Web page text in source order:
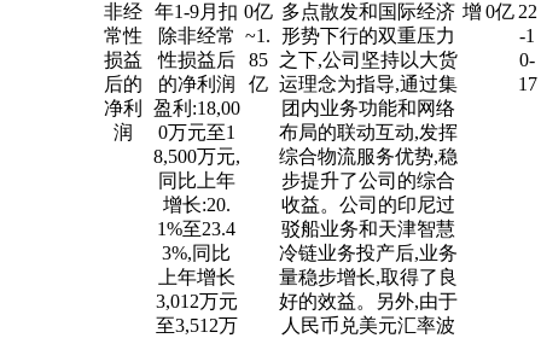
非经
常性
损益
后的
净利
润
年1-9月扣
除非经常
性损益后
的净利润
盈利:18,00
0万元至1
8,500万元,
同比上年
增长:20.
1%至23.4
3%,同比
上年增长
3,012万元
至3,512万
0亿
~1.
85
亿
多点散发和国际经济
形势下行的双重压力
之下,公司坚持以大货
运理念为指导,通过集
团内业务功能和网络
布局的联动互动,发挥
综合物流服务优势,稳
步提升了公司的综合
收益。公司的印尼过
驳船业务和天津智慧
冷链业务投产后,业务
量稳步增长,取得了良
好的效益。另外,由于
人民币兑美元汇率波
增 0亿 22
-1
0-
17